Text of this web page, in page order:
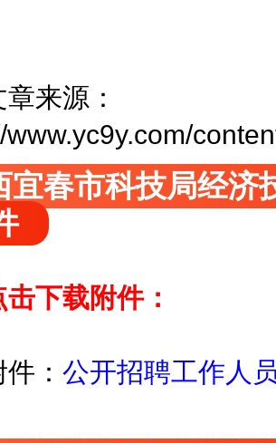
来源：
www.yc9y.com/
宜春市科技局经济
击下载附件：
件： 公开招聘工作人